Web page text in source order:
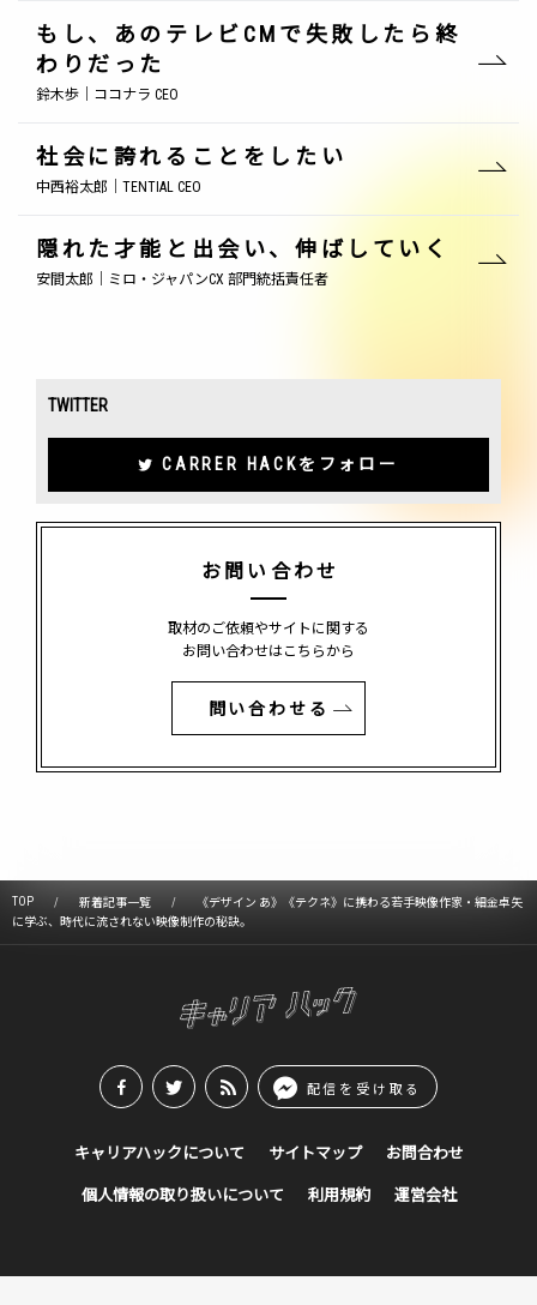
もし、あのテレビCMで失敗したら終
わりだった
鈴木歩｜ココナラ CEO
社会に誇れることをしたい
中西裕太郎｜TENTIAL CEO
隠れた才能と出会い、伸ばしていく
安間太郎｜ミロ・ジャパンCX 部門統括責任者
TWITTER
CARRER HACKをフォロー
お問い合わせ
取材のご依頼やサイトに関する
お問い合わせはこちらから
問い合わせる
TOP 新着記事一覧
《デザイン あ》《テクネ》に携わる若手映像作家・細金卓矢
に学ぶ、時代に流されない映像制作の秘訣。
配信を受け取る
キャリアハックについて サイトマップ お問合わせ
個人情報の取り扱いについて 利用規約 運営会社